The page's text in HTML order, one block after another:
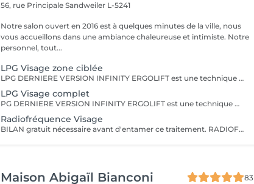
56, rue PrincipaleSandweiler L-5241
Notre salon ouvert en 2016 est à quelques minutes de la ville, nous
vous accueillons dans une ambiance chaleureuse et intimiste. Notre
personnel, tout...
LPG Visage zone ciblée
LPG DERNIERE VERSION INFINITY ERGOLIFT est une technique mécanique et naturelle, pour rajeunir la peau. Rebooste, raffermit, rides du lion, contour des yeux, améliore l'aspect de la peau. Ce soin ciblera une zone précise, ex. ride du lion, contour des yeux (yeux gonflés, rides) Cette technique est à considérer comme un traitement de plusieurs séances pour atteindre les objectifs.Voir dans rubrique abonnement. L''endermologie LPG une valeur sure, plus de 35 ans d'expertise dans la beauté
LPG Visage complet
PG DERNIERE VERSION INFINITY ERGOLIFT est une technique naturelle naturelle, pour rajeunir la peau. Rebooste, raffermit, rides du lion, contour des yeux,nasogénien, améliore l'aspect de la peau. Un éclat immédiat dès la première séance. Cette technique est à considérer comme un traitement de plusieurs séances pour atteindre les objectifs. Voir rubrique abonnement L'endermologie LPG une valeur sure, plus de 35 ans d'expertise dans la beauté
Radiofréquence Visage
BILAN gratuit nécessaire avant d'entamer ce traitement. RADIOFREQUENCE 448Khz CAPACITIVE RESISTIVE monpolaire Non douloureux Non invasif Technique pour raffermir, contre la cellulite, réduction de volume. La radiofréquence émet de la chaleur induite par une onde qui génère un effet tenseur et immédiat et durable. Traitement 6 à 12 séances pour atteindre des résultats, cela dépend de la qualité de la peau, de l'âge, du volume concernés entre autres.
Maison Abigaïl Bianconi
83